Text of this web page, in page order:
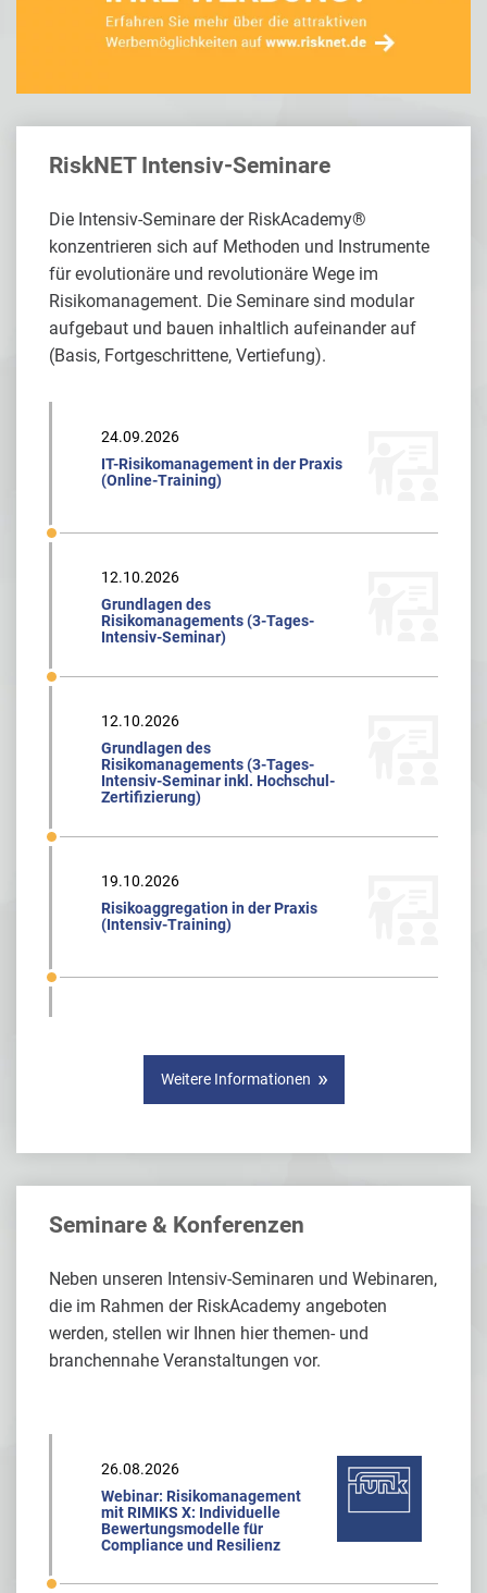
RiskNET Intensiv-Seminare
Die Intensiv-Seminare der RiskAcademy®
konzentrieren sich auf Methoden und Instrumente
für evolutionäre und revolutionäre Wege im
Risikomanagement. Die Seminare sind modular
aufgebaut und bauen inhaltlich aufeinander auf
(Basis, Fortgeschrittene, Vertiefung).
24.09.2026
IT-Risikomanagement in der Praxis
(Online-Training)
12.10.2026
Grundlagen des
Risikomanagements (3-Tages-
Intensiv-Seminar)
12.10.2026
Grundlagen des
Risikomanagements (3-Tages-
Intensiv-Seminar inkl. Hochschul-
Zertifizierung)
19.10.2026
Risikoaggregation in der Praxis
(Intensiv-Training)
Weitere Informationen
Seminare & Konferenzen
Neben unseren Intensiv-Seminaren und Webinaren,
die im Rahmen der RiskAcademy angeboten
werden, stellen wir Ihnen hier themen- und
branchennahe Veranstaltungen vor.
26.08.2026
Webinar: Risikomanagement
mit RIMIKS X: Individuelle
Bewertungsmodelle für
Compliance und Resilienz